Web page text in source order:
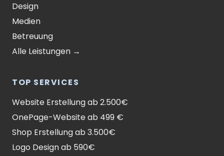
Design
Medien
Betreuung
Alle Leistungen →
TOP SERVICES
Website Erstellung ab 2.500€
OnePage-Website ab 499 €
Shop Erstellung ab 3.500€
Logo Design ab 590€